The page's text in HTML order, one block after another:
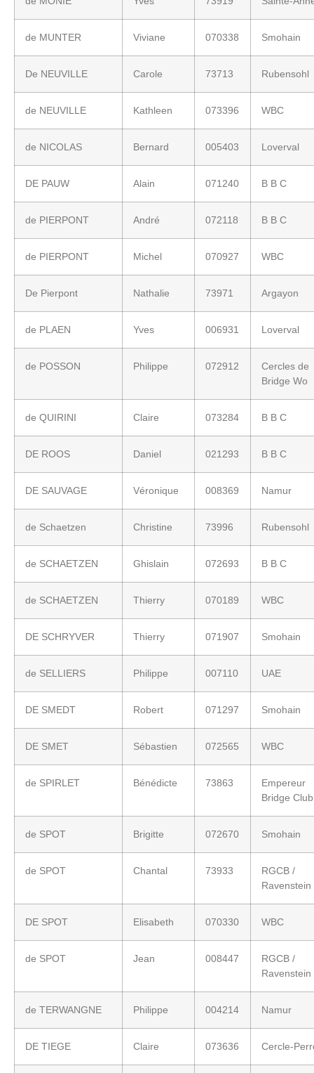
de MUNTER Viviane 070338 Smohain
De NEUVILLE Carole 73713 Rubensohl
de NEUVILLE Kathleen 073396 WBC
de NICOLAS Bernard 005403 Loverval
DE PAUW Alain 071240 B B C
de PIERPONT André 072118 B B C
de PIERPONT Michel 070927 WBC
De Pierpont Nathalie 73971 Argayon
de PLAEN Yves 006931 Loverval
de POSSON Philippe 072912
Cercles de
Bridge Wo
de QUIRINI Claire 073284 B B C
DE ROOS Daniel 021293 B B C
DE SAUVAGE Véronique 008369 Namur
de Schaetzen Christine 73996 Rubensohl
de SCHAETZEN Ghislain 072693 B B C
de SCHAETZEN Thierry 070189 WBC
DE SCHRYVER Thierry 071907 Smohain
de SELLIERS Philippe 007110 UAE
DE SMEDT Robert 071297 Smohain
DE SMET Sébastien 072565 WBC
de SPIRLET Bénédicte 73863
Empereur
Bridge Club
de SPOT Brigitte 072670 Smohain
de SPOT Chantal 73933
RGCB /
Ravenstein
DE SPOT Elisabeth 070330 WBC
de SPOT Jean 008447
RGCB /
Ravenstein
de TERWANGNE Philippe 004214 Namur
DE TIEGE Claire 073636 Cercle-